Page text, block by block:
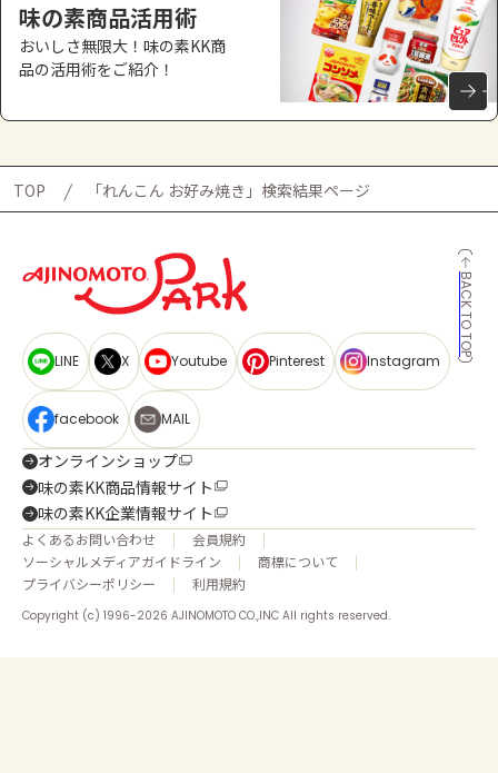
味の素商品活用術
おいしさ無限大！味の素KK商
品の活用術をご紹介！
TOP 「れんこん お好み焼き」検索結果ページ
BACK TO TOP
LINE X Youtube Pinterest Instagram
facebook MAIL
オンラインショップ
味の素KK商品情報サイト
味の素KK企業情報サイト
よくあるお問い合わせ
会員規約
ソーシャルメディアガイドライン
商標について
プライバシーポリシー
利用規約
Copyright (c) 1996-2026 AJINOMOTO CO.,INC All rights reserved.